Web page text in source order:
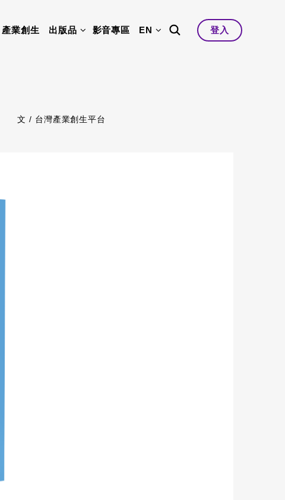
EN
產業創生 出版品 影音專區 登入
文 / 台灣產業創生平台